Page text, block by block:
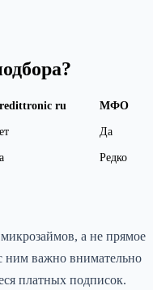
ru МФО
Да
Редко
а не прямое
ним важно внимательно
платных подписок.